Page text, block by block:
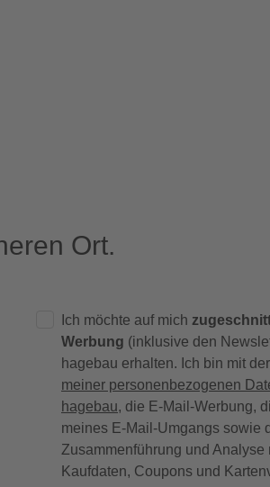
Ort.
Ich möchte auf mich
Werbung (inklusive den
hagebau erhalten. Ich bin mit der
meiner personenbezogenen
hagebau, die E-Mail-Werbung,
meines E-Mail-Umgangs sowie
Zusammenführung und Analyse
Kaufdaten, Coupons und